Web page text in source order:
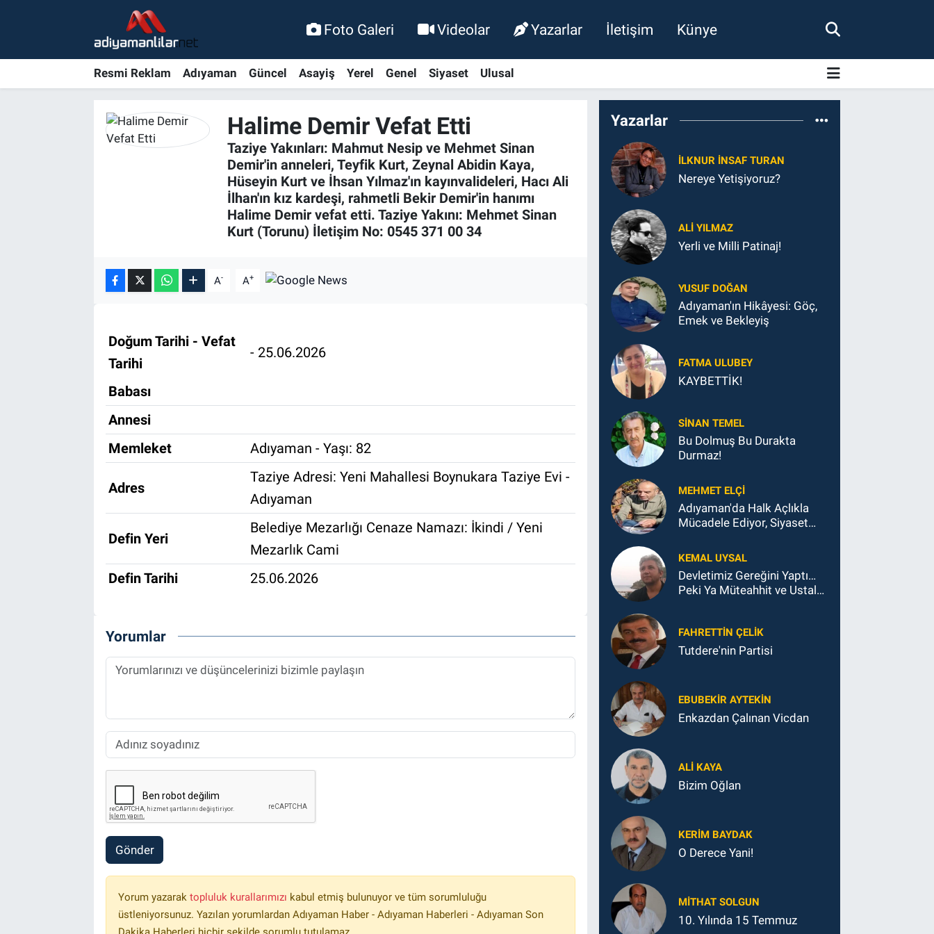
Foto Galeri Videolar Yazarlar İletişim Künye
Resmi Reklam Adıyaman Güncel Asayiş Yerel Genel Siyaset Ulusal
Halime Demir Vefat Etti
Taziye Yakınları: Mahmut Nesip ve Mehmet Sinan
Demir'in anneleri, Teyfik Kurt, Zeynal Abidin Kaya,
Hüseyin Kurt ve İhsan Yılmaz'ın kayınvalideleri, Hacı Ali
İlhan'ın kız kardeşi, rahmetli Bekir Demir'in hanımı
Halime Demir vefat etti. Taziye Yakını: Mehmet Sinan
Kurt (Torunu) İletişim No: 0545 371 00 34
A- A+
Doğum Tarihi - Vefat
Tarihi
- 25.06.2026
Babası
Annesi
Memleket
Adıyaman - Yaşı: 82
Adres
Taziye Adresi: Yeni Mahallesi Boynukara Taziye Evi -
Adıyaman
Defin Yeri
Belediye Mezarlığı Cenaze Namazı: İkindi / Yeni
Mezarlık Cami
Defin Tarihi
25.06.2026
Yorumlar
Gönder
Yorum yazarak topluluk kurallarımızı kabul etmiş bulunuyor ve tüm sorumluluğu
üstleniyorsunuz. Yazılan yorumlardan Adıyaman Haber - Adıyaman Haberleri - Adıyaman Son
Yazarlar
İLKNUR İNSAF TURAN
Nereye Yetişiyoruz?
ALI YILMAZ
Yerli ve Milli Patinaj!
YUSUF DOĞAN
Adıyaman'ın Hikâyesi: Göç,
Emek ve Bekleyiş
FATMA ULUBEY
KAYBETTİK!
SINAN TEMEL
Bu Dolmuş Bu Durakta
Durmaz!
MEHMET ELÇI
Adıyaman'da Halk Açlıkla
Mücadele Ediyor, Siyaset
KEMAL UYSAL
Devletimiz Gereğini Yaptı…
Peki Ya Müteahhit ve Ustalar
FAHRETTIN ÇELİK
Tutdere'nin Partisi
EBUBEKIR AYTEKIN
Enkazdan Çalınan Vicdan
ALI KAYA
Bizim Oğlan
KERIM BAYDAK
O Derece Yani!
MITHAT SOLGUN
10. Yılında 15 Temmuz
Siyaset
Şambayat Haber
Nöbetçi Eczaneler
Hava Durumu
Adiyaman Namaz Vakitleri
Son Dakika Haberleri